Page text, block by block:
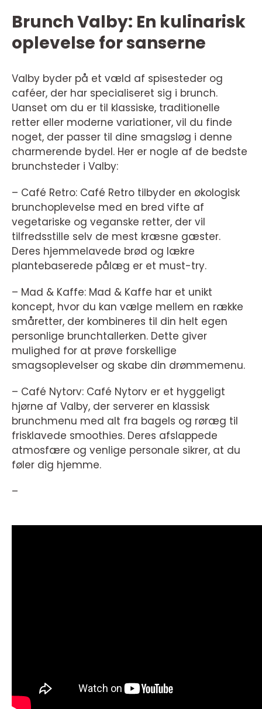
Brunch Valby: En kulinarisk
oplevelse for sanserne
Valby byder på et væld af spisesteder og
caféer, der har specialiseret sig i brunch.
Uanset om du er til klassiske, traditionelle
retter eller moderne variationer, vil du finde
noget, der passer til dine smagsløg i denne
charmerende bydel. Her er nogle af de bedste
brunchsteder i Valby:
– Café Retro: Café Retro tilbyder en økologisk
brunchoplevelse med en bred vifte af
vegetariske og veganske retter, der vil
tilfredsstille selv de mest kræsne gæster.
Deres hjemmelavede brød og lækre
plantebaserede pålæg er et must-try.
– Mad & Kaffe: Mad & Kaffe har et unikt
koncept, hvor du kan vælge mellem en række
småretter, der kombineres til din helt egen
personlige brunchtallerken. Dette giver
mulighed for at prøve forskellige
smagsoplevelser og skabe din drømmemenu.
– Café Nytorv: Café Nytorv er et hyggeligt
hjørne af Valby, der serverer en klassisk
brunchmenu med alt fra bagels og røræg til
frisklavede smoothies. Deres afslappede
atmosfære og venlige personale sikrer, at du
føler dig hjemme.
–